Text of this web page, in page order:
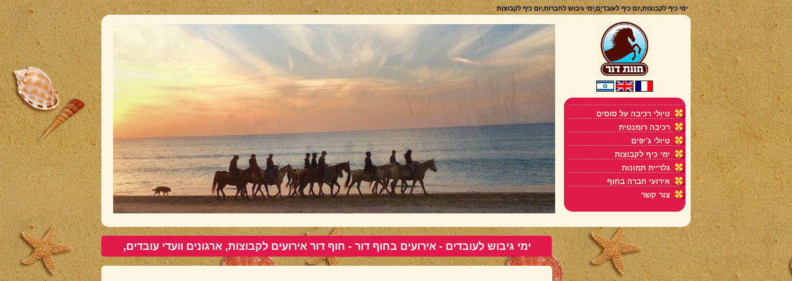
ימי כיף לקבוצות,יום כיף לעובדים,ימי גיבוש לחברות,יום כיף לקבוצות
טיולי רכיבה על סוסים
רכיבה רומנטית
טיולי ג'יפים
ימי כיף לקבוצות
גלריית תמונות
אירועי חברה בחוף
צור קשר
ימי גיבוש לעובדים - אירועים בחוף דור - חוף דור אירועים לקבוצות, ארגונים וועדי עובדים,